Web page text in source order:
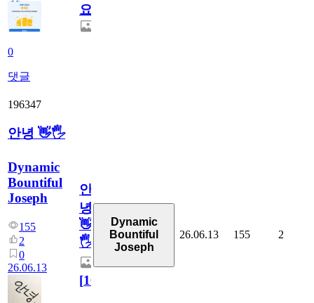
0
댓글
요.
196347
안녕 👋🖐
Dynamic
Bountiful
Joseph
155
2
0
26.06.13
안
녕
👋
🖐
[10
Dynamic
Bountiful
Joseph
26.06.13 155 2